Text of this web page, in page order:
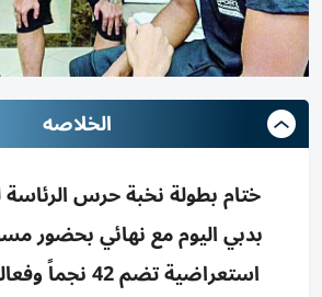
الخلاصه
ختام بطولة نخبة حرس الرئاسة
بدبي اليوم مع نهائي بحضور
استعراضية تضم 42 نجماً وفعاليات للجمهور